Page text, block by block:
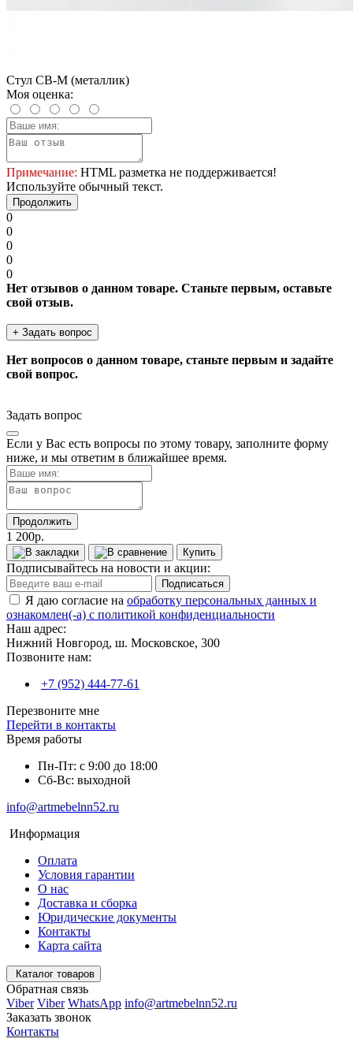
Стул CВ-М (металлик)
Моя оценка:
Примечание: HTML разметка не поддерживается!
Используйте обычный текст.
Продолжить
0
0
0
0
0
Нет отзывов о данном товаре. Станьте первым, оставьте
свой отзыв.
+ Задать вопрос
Нет вопросов о данном товаре, станьте первым и задайте
свой вопрос.
Задать вопрос
Если у Вас есть вопросы по этому товару, заполните форму
ниже, и мы ответим в ближайшее время.
Продолжить
1 200р.
Купить
Подписывайтесь на новости и акции:
Подписаться
Я даю согласие на обработку персональных данных и
ознакомлен(-а) с политикой конфиденциальности
Наш адрес:
Нижний Новгород, ш. Московское, 300
Позвоните нам:
+7 (952) 444-77-61
Перезвоните мне
Перейти в контакты
Время работы
Пн-Пт: с 9:00 до 18:00
Сб-Вс: выходной
info@artmebelnn52.ru
Информация
Оплата
Условия гарантии
О нас
Доставка и сборка
Юридические документы
Контакты
Карта сайта
Каталог товаров
Обратная связь
Viber Viber WhatsApp info@artmebelnn52.ru
Заказать звонок
Контакты